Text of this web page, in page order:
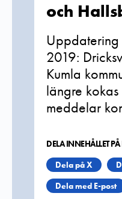
och
2019:
Kumla
längre
meddelar
DELA INNEHÅLLET
Dela på X
Dela med E-post